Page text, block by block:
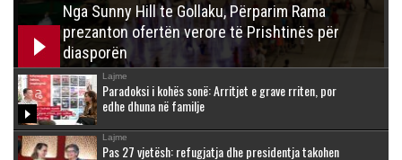
Nga Sunny Hill te Gollaku, Përparim Rama
prezanton ofertën verore të Prishtinës për
diasporën
Lajme
Paradoksi i kohës sonë: Arritjet e grave rriten, por
edhe dhuna në familje
Lajme
Pas 27 vjetësh: refugjatja dhe presidentja takohen